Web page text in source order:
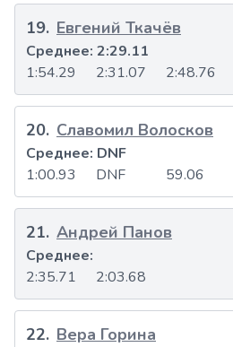
19. Евгений Ткачёв
1:54.29 2:31.07 2:48.76
Среднее: 2:29.11
20. Славомил Волосков
1:00.93 DNF 59.06
Среднее: DNF
21. Андрей Панов
2:35.71 2:03.68
Среднее:
22. Вера Горина